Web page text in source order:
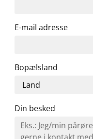
E-mail adresse
Bopælsland
Din besked